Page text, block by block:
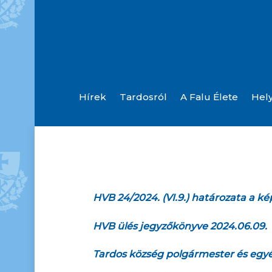
Hírek Tardosról A Falu Élete
HVB 24/2024. (VI.9.) határozata a
HVB ülés jegyzőkönyve 2024.06.09.
Tardos község polgármester és